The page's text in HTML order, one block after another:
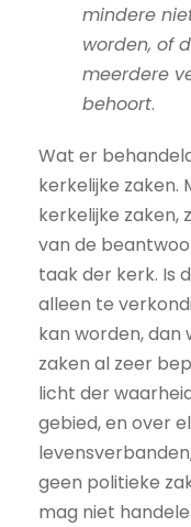
mindere
worden, of
meerdere
behoort.
Wat er
kerkelijke zaken.
kerkelijke zaken,
van de
taak der kerk. Is
alleen te
kan worden, dan
zaken al zeer
licht der
gebied, en over
geen politieke
mag niet